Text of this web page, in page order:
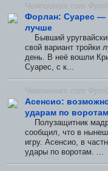
Чемпионат.com
Форлан: Суарес —
лучше
Бывший
свой вариант тройки
день. В неё вошли
Суарес, с к...
Чемпионат.com
Асенсио:
ударам по воротам
Полузащитник
сообщил, что в
игру. Асенсио, в
удары по воротам. ...